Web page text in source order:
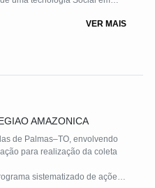
Públicas e MuseusVER MAIS
AMAZONICA
de Palmas–TO, envolvendo
para realização da coleta